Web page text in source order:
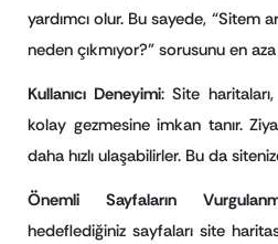
yardımcı olur. Bu sayede, “Sitem
neden çıkmıyor?” sorusunu en
Kullanıcı Deneyimi: Site
kolay gezmesine imkan tanır.
daha hızlı ulaşabilirler. Bu da
Önemli Sayfaların
hedeflediğiniz sayfaları site